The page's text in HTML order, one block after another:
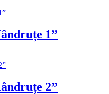
1”
2”